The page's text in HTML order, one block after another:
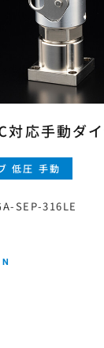
JP EN CN
グイン・新規会員
応手動ダイ
低圧 手動
SEP-316LE